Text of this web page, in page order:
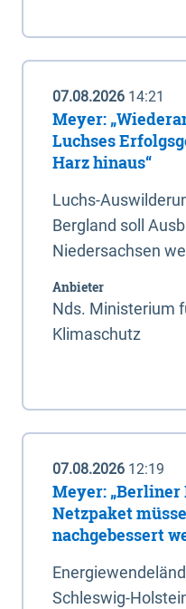
07.08.2026 14:21
Meyer:
Luchses
Harz hinaus“
Luchs-
Bergland soll
Niedersachsen
Anbieter
Nds. Ministerium
Klimaschutz
07.08.2026 12:19
Meyer: „Berliner
Netzpaket
nachgebessert
Schleswig-